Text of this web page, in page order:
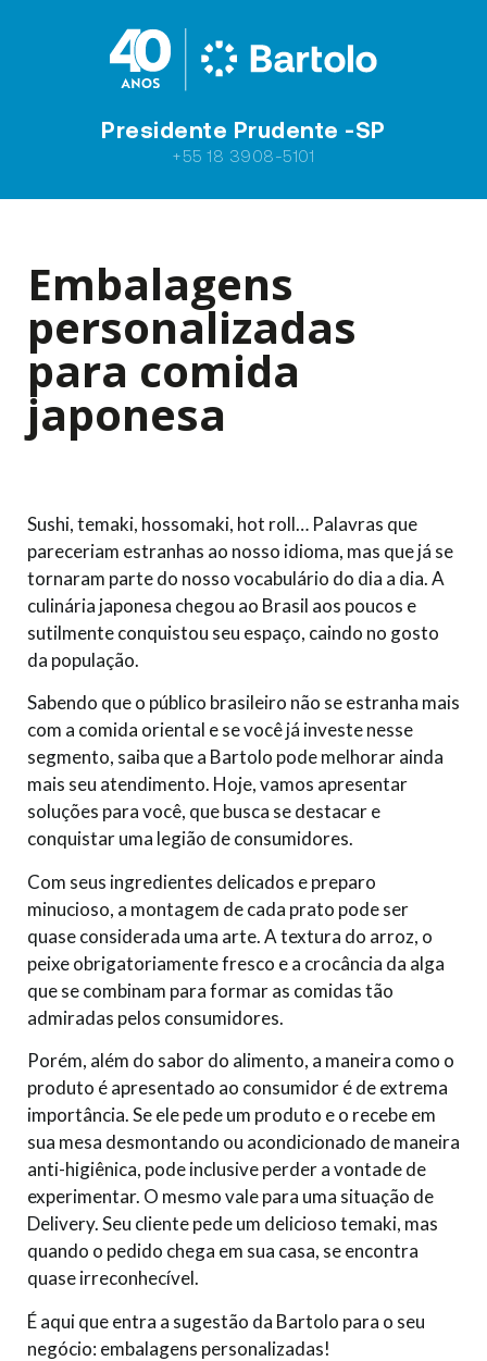
Presidente Prudente -SP
+55 18 3908-5101
Embalagens
personalizadas
para comida
japonesa
Sushi, temaki, hossomaki, hot roll… Palavras que
pareceriam estranhas ao nosso idioma, mas que já se
tornaram parte do nosso vocabulário do dia a dia. A
culinária japonesa chegou ao Brasil aos poucos e
sutilmente conquistou seu espaço, caindo no gosto
da população.
Sabendo que o público brasileiro não se estranha mais
com a comida oriental e se você já investe nesse
segmento, saiba que a Bartolo pode melhorar ainda
mais seu atendimento. Hoje, vamos apresentar
soluções para você, que busca se destacar e
conquistar uma legião de consumidores.
Com seus ingredientes delicados e preparo
minucioso, a montagem de cada prato pode ser
quase considerada uma arte. A textura do arroz, o
peixe obrigatoriamente fresco e a crocância da alga
que se combinam para formar as comidas tão
admiradas pelos consumidores.
Porém, além do sabor do alimento, a maneira como o
produto é apresentado ao consumidor é de extrema
importância. Se ele pede um produto e o recebe em
sua mesa desmontando ou acondicionado de maneira
anti-higiênica, pode inclusive perder a vontade de
experimentar. O mesmo vale para uma situação de
Delivery. Seu cliente pede um delicioso temaki, mas
quando o pedido chega em sua casa, se encontra
quase irreconhecível.
É aqui que entra a sugestão da Bartolo para o seu
negócio: embalagens personalizadas!